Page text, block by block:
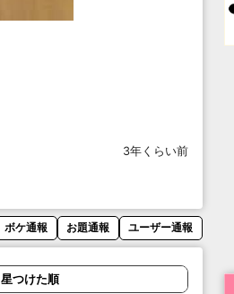
3年くらい前
ボケ通報 お題通報 ユーザー通報
星つけた順